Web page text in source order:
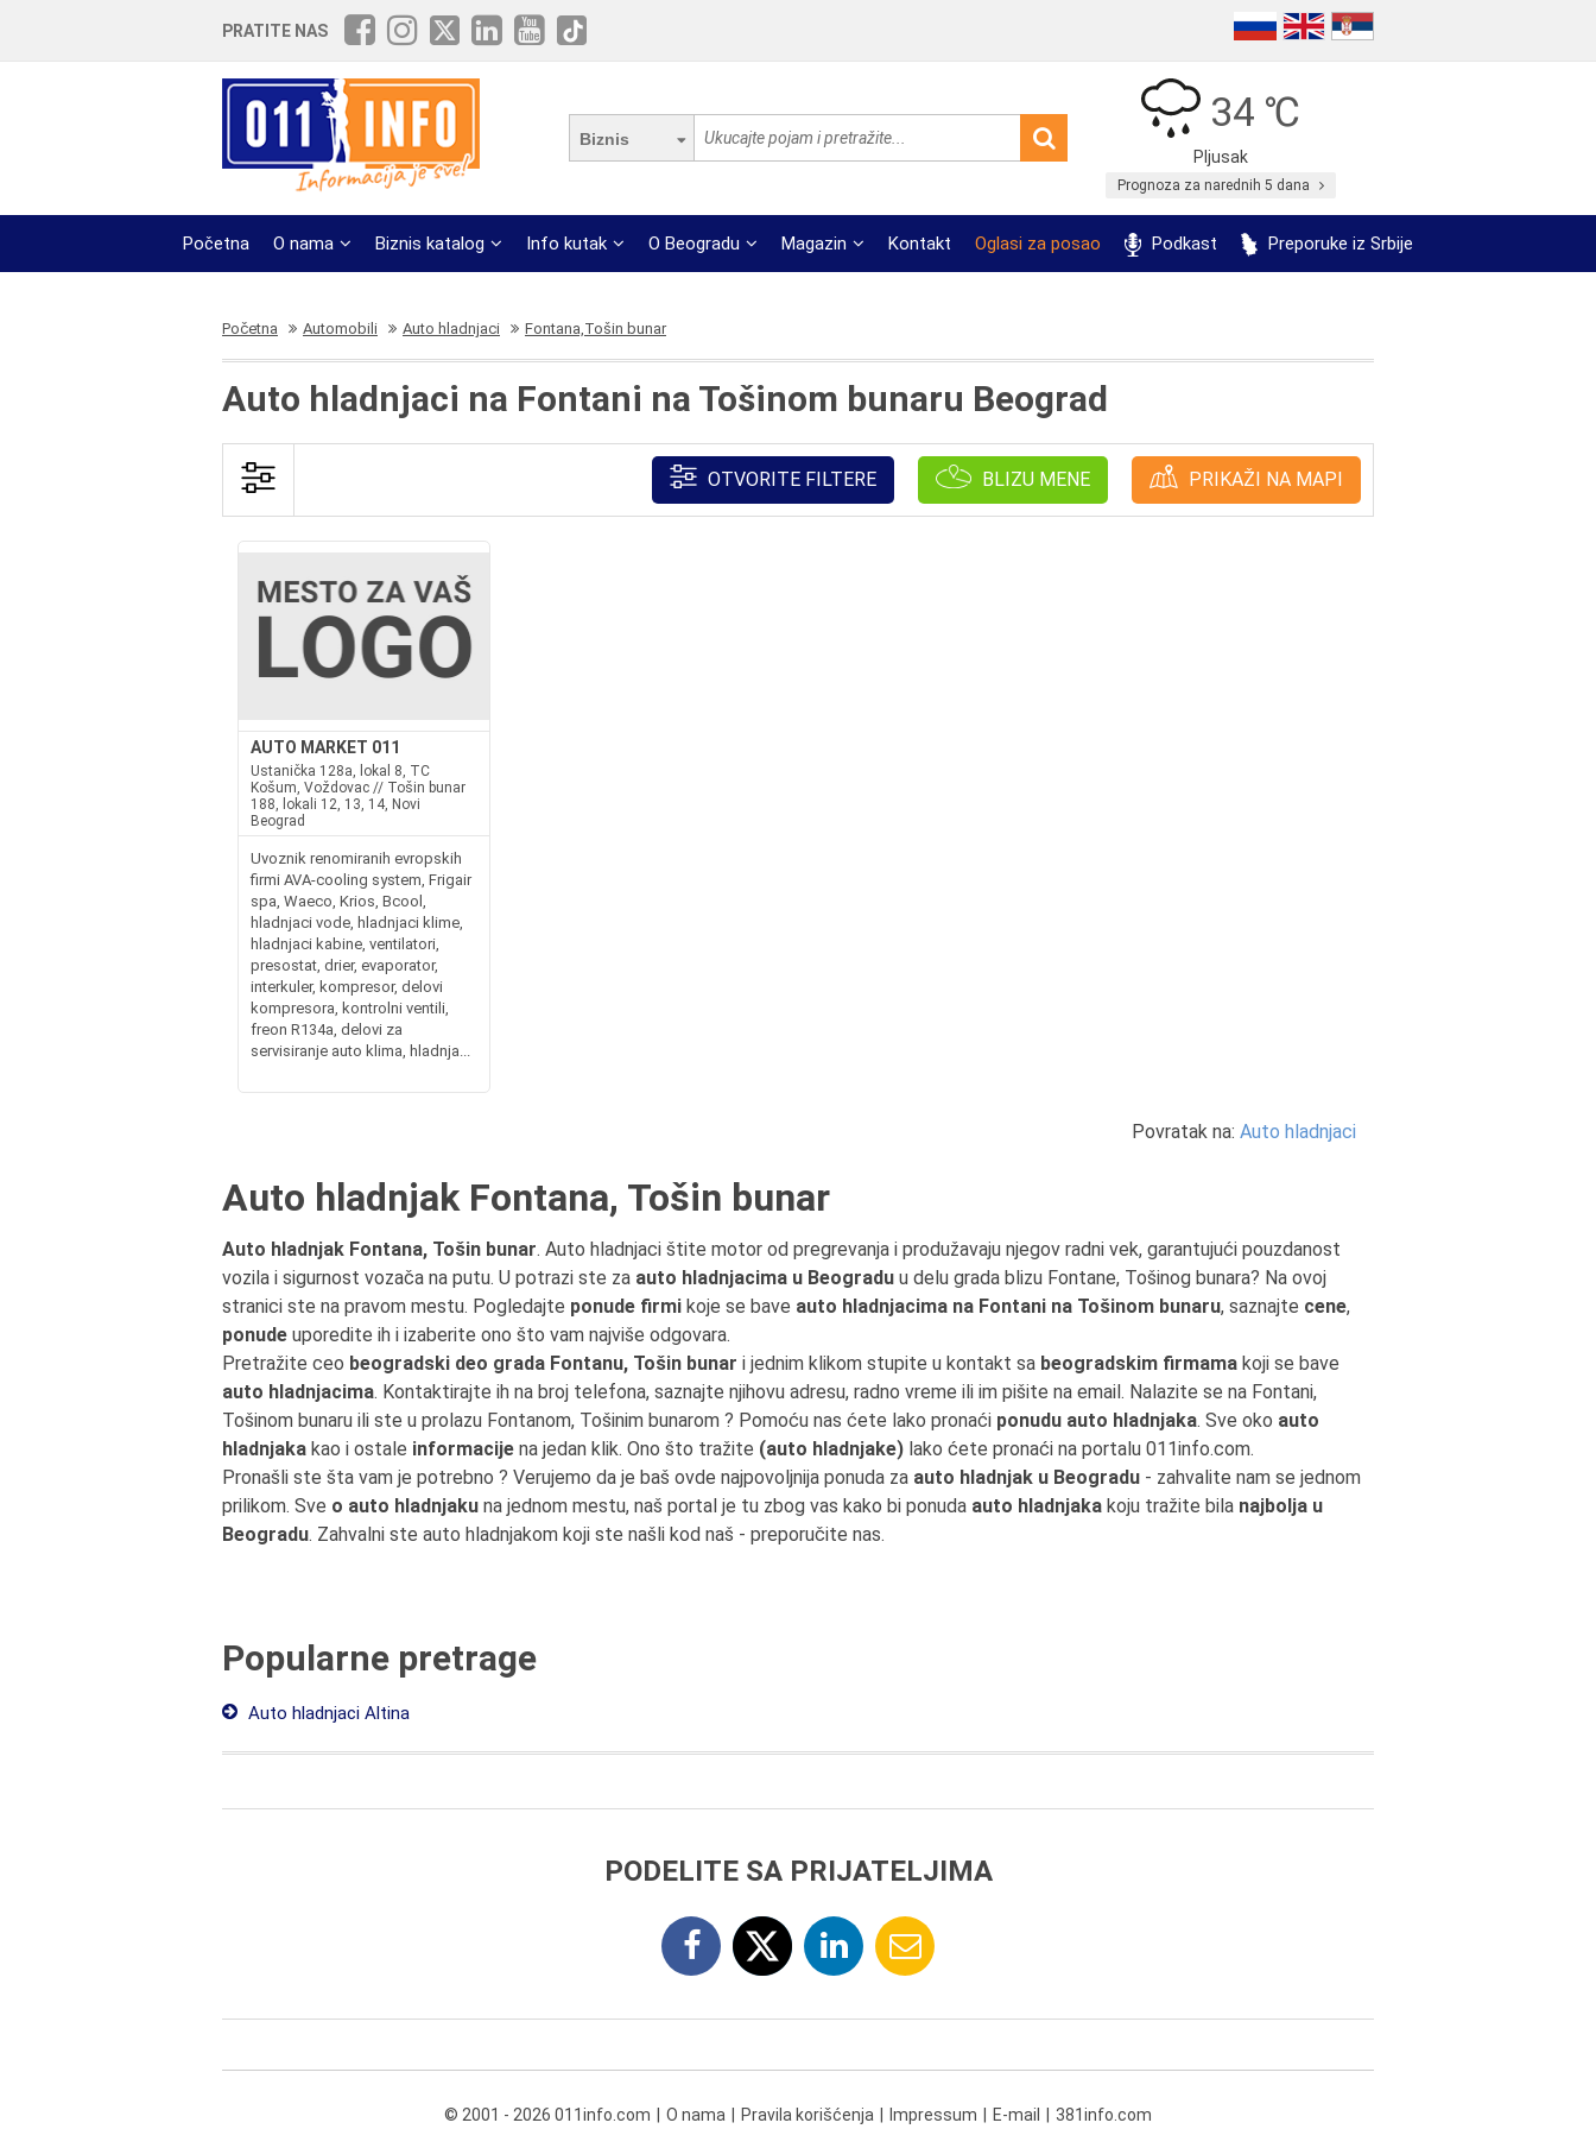
PRATITE NAS
Biznis
34 ℃
Pljusak
Prognoza za narednih 5 dana
Početna O nama Biznis katalog Info kutak O Beogradu Magazin Kontakt Oglasi za posao Podkast Preporuke iz Srbije
Početna Automobili Auto hladnjaci Fontana,Tošin bunar
Auto hladnjaci na Fontani na Tošinom bunaru Beograd
OTVORITE FILTERE BLIZU MENE PRIKAŽI NA MAPI
AUTO MARKET 011
Ustanička 128a, lokal 8, TC
Košum, Voždovac // Tošin bunar
188, lokali 12, 13, 14, Novi
Beograd
Uvoznik renomiranih evropskih
firmi AVA-cooling system, Frigair
spa, Waeco, Krios, Bcool,
hladnjaci vode, hladnjaci klime,
hladnjaci kabine, ventilatori,
presostat, drier, evaporator,
interkuler, kompresor, delovi
kompresora, kontrolni ventili,
freon R134a, delovi za
servisiranje auto klima, hladnja...
Povratak na: Auto hladnjaci
Auto hladnjak Fontana, Tošin bunar
Auto hladnjak Fontana, Tošin bunar. Auto hladnjaci štite motor od pregrevanja i produžavaju njegov radni vek, garantujući pouzdanost
vozila i sigurnost vozača na putu. U potrazi ste za auto hladnjacima u Beogradu u delu grada blizu Fontane, Tošinog bunara? Na ovoj
stranici ste na pravom mestu. Pogledajte ponude firmi koje se bave auto hladnjacima na Fontani na Tošinom bunaru, saznajte cene,
ponude uporedite ih i izaberite ono što vam najviše odgovara.
Pretražite ceo beogradski deo grada Fontanu, Tošin bunar i jednim klikom stupite u kontakt sa beogradskim firmama koji se bave
auto hladnjacima. Kontaktirajte ih na broj telefona, saznajte njihovu adresu, radno vreme ili im pišite na email. Nalazite se na Fontani,
Tošinom bunaru ili ste u prolazu Fontanom, Tošinim bunarom ? Pomoću nas ćete lako pronaći ponudu auto hladnjaka. Sve oko auto
hladnjaka kao i ostale informacije na jedan klik. Ono što tražite (auto hladnjake) lako ćete pronaći na portalu 011info.com.
Pronašli ste šta vam je potrebno ? Verujemo da je baš ovde najpovoljnija ponuda za auto hladnjak u Beogradu - zahvalite nam se jednom
prilikom. Sve o auto hladnjaku na jednom mestu, naš portal je tu zbog vas kako bi ponuda auto hladnjaka koju tražite bila najbolja u
Beogradu. Zahvalni ste auto hladnjakom koji ste našli kod naš - preporučite nas.
Popularne pretrage
Auto hladnjaci Altina
PODELITE SA PRIJATELJIMA
© 2001 - 2026 011info.com O nama Pravila korišćenja Impressum E-mail 381info.com